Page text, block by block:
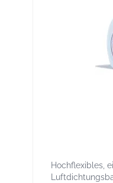
Hochflexibles,